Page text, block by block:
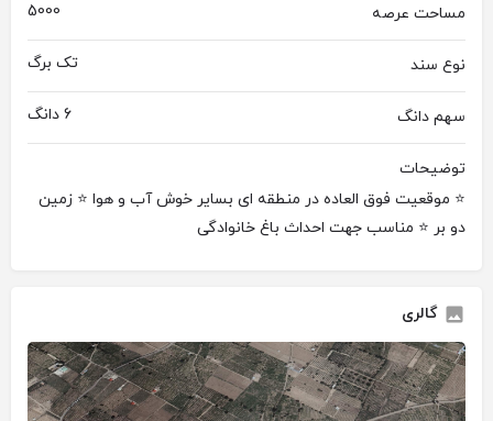
مساحت عرصه 5000
نوع سند تک برگ
سهم دانگ 6 دانگ
توضیحات
⭐ موقعیت فوق العاده در منطقه ای بسایر خوش آب و هوا ⭐ زمین
دو بر ⭐ مناسب جهت احداث باغ خانوادگی
گالری